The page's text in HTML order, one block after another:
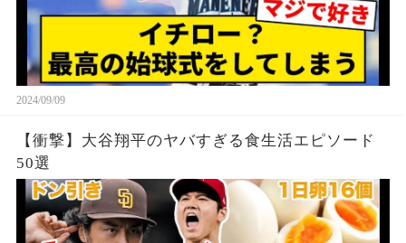
2024/09/09
【衝撃】大谷翔平のヤバすぎる食生活エピソード
50選